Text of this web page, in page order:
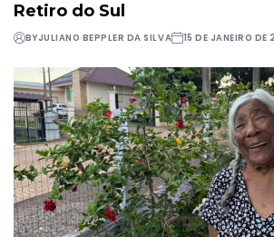
Retiro do Sul
BYJULIANO BEPPLER DA SILVA 15 DE JANEIRO DE